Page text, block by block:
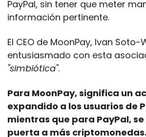
PayPal, sin tener que meter
información pertinente.
El CEO de MoonPay, Ivan Soto-
"simbiótica".
Para MoonPay, significa un
expandido a los usuarios de
mientras que para PayPal,
puerta a más criptomonedas.